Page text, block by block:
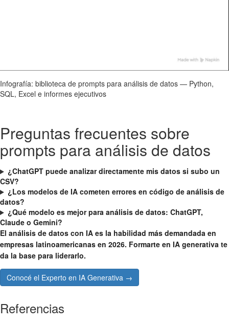
Infografía: biblioteca de prompts para análisis de datos — Python,
SQL, Excel e informes ejecutivos
Preguntas frecuentes sobre
prompts para análisis de datos
¿ChatGPT puede analizar directamente mis datos si subo un
CSV?
¿Los modelos de IA cometen errores en código de análisis de
datos?
¿Qué modelo es mejor para análisis de datos: ChatGPT,
Claude o Gemini?
El análisis de datos con IA es la habilidad más demandada en
empresas latinoamericanas en 2026. Formarte en IA generativa te
da la base para liderarlo.
Conocé el Experto en IA Generativa →
Referencias